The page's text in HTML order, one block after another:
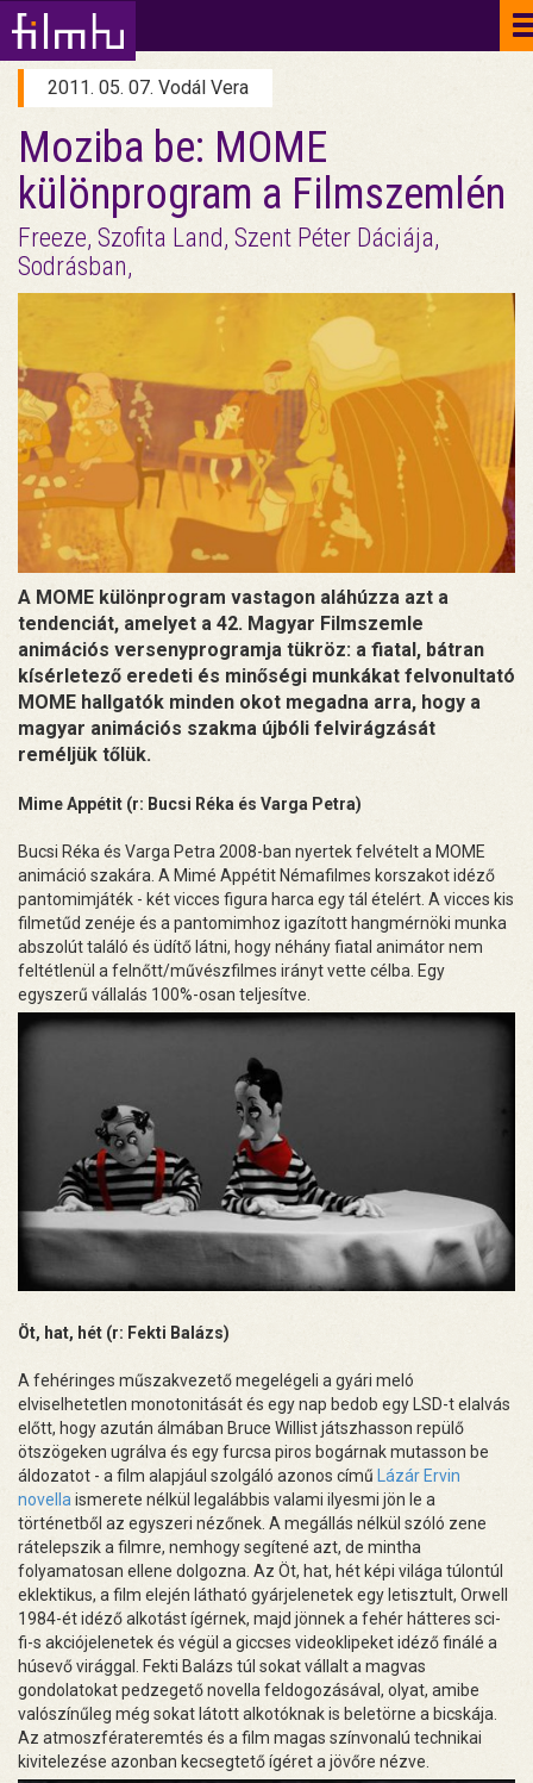
2011. 05. 07. Vodál Vera
Moziba be: MOME
különprogram a Filmszemlén
Freeze, Szofita Land, Szent Péter Dáciája,
Sodrásban,
A MOME különprogram vastagon aláhúzza azt a
tendenciát, amelyet a 42. Magyar Filmszemle
animációs versenyprogramja tükröz: a fiatal, bátran
kísérletező eredeti és minőségi munkákat felvonultató
MOME hallgatók minden okot megadna arra, hogy a
magyar animációs szakma újbóli felvirágzását
reméljük tőlük.
Mime Appétit (r: Bucsi Réka és Varga Petra)
Bucsi Réka és Varga Petra 2008-ban nyertek felvételt a MOME
animáció szakára. A Mimé Appétit Némafilmes korszakot idéző
pantomimjáték - két vicces figura harca egy tál ételért. A vicces kis
filmetűd zenéje és a pantomimhoz igazított hangmérnöki munka
abszolút találó és üdítő látni, hogy néhány fiatal animátor nem
feltétlenül a felnőtt/művészfilmes irányt vette célba. Egy
egyszerű vállalás 100%-osan teljesítve.
Öt, hat, hét (r: Fekti Balázs)
A fehéringes műszakvezető megelégeli a gyári meló
elviselhetetlen monotonitását és egy nap bedob egy LSD-t elalvás
előtt, hogy azután álmában Bruce Willist játszhasson repülő
ötszögeken ugrálva és egy furcsa piros bogárnak mutasson be
áldozatot - a film alapjául szolgáló azonos című Lázár Ervin
novellaismerete nélkül legalábbis valami ilyesmi jön le a
történetből az egyszeri nézőnek. A megállás nélkül szóló zene
rátelepszik a filmre, nemhogy segítené azt, de mintha
folyamatosan ellene dolgozna. Az Öt, hat, hét képi világa túlontúl
eklektikus, a film elején látható gyárjelenetek egy letisztult, Orwell
1984-ét idéző alkotást ígérnek, majd jönnek a fehér hátteres sci-
fi-s akciójelenetek és végül a giccses videoklipeket idéző finálé a
húsevő virággal. Fekti Balázs túl sokat vállalt a magvas
gondolatokat pedzegető novella feldogozásával, olyat, amibe
valószínűleg még sokat látott alkotóknak is beletörne a bicskája.
Az atmoszférateremtés és a film magas színvonalú technikai
kivitelezése azonban kecsegtető ígéret a jövőre nézve.